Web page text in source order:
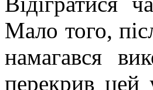
Мало того,
намагався
перекрив цей